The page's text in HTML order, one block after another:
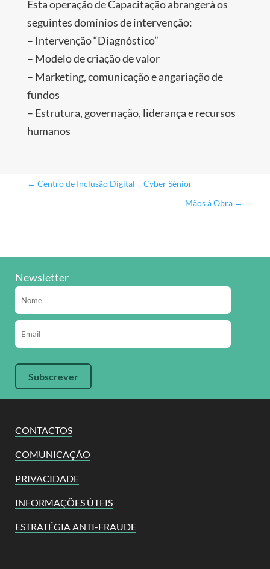
Esta operação de Capacitação abrangerá os
seguintes domínios de intervenção:
– Intervenção “Diagnóstico”
– Modelo de criação de valor
– Marketing, comunicação e angariação de
fundos
– Estrutura, governação, liderança e recursos
humanos
← Centro de Inclusão Digital – Cyber Sénior
Mãos à Obra →
CONTACTOS
COMUNICAÇÃO
PRIVACIDADE
INFORMAÇÕES ÚTEIS
ESTRATÉGIA ANTI-FRAUDE
Newsletter